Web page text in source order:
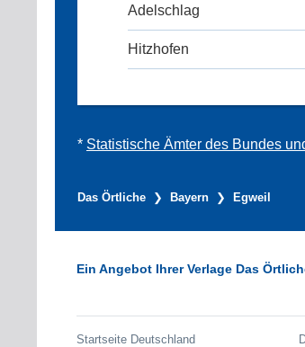
Adelschlag
Hitzhofen
* Statistische Ämter des Bundes
Das Örtliche Bayern Egweil
Ein Angebot Ihrer Verlage Das
Startseite Deutschland